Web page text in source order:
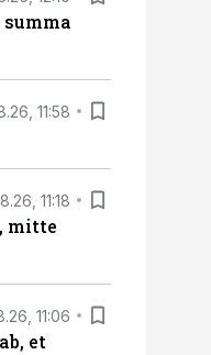
11:58
11:18
mitte
11:06
et